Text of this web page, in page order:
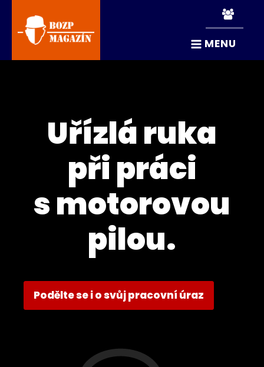
MENU
Uřízlá ruka
při práci
s motorovou
pilou.
Podělte se i o svůj pracovní úraz